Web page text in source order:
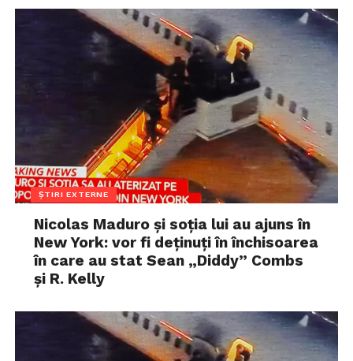
ȘTIRI EXTERNE
Nicolas Maduro și soția lui au ajuns în
New York: vor fi deținuți în închisoarea
în care au stat Sean „Diddy” Combs
și R. Kelly